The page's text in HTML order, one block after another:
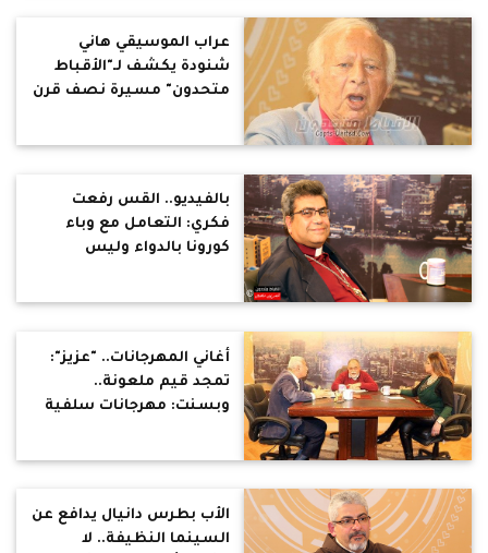
عراب الموسيقي هاني
شنودة يكشف لـ"الأقباط
متحدون" مسيرة نصف قرن
بالفيديو.. القس رفعت
فكري: التعامل مع وباء
كورونا بالدواء وليس
أغاني المهرجانات.. "عزيز":
تمجد قيم ملعونة..
وبسنت: مهرجانات سلفية
الأب بطرس دانيال يدافع عن
السينما النظيفة.. لا